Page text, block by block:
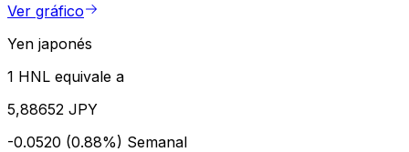
Ver gráfico
Yen japonés
1 HNL equivale a
5,88652 JPY
-0.0520 (0.88%) Semanal